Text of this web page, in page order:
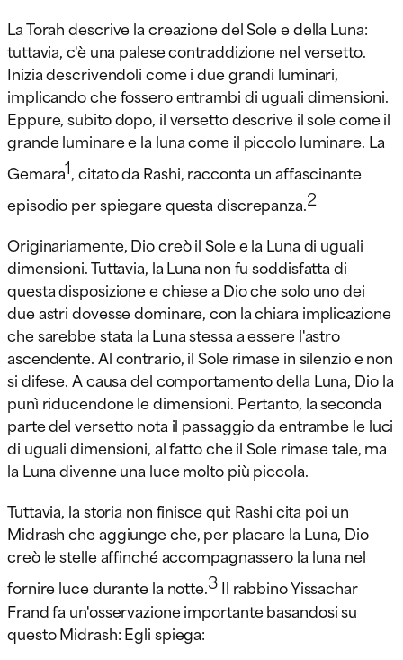
La Torah descrive la creazione del Sole e della Luna:
tuttavia, c'è una palese contraddizione nel versetto.
Inizia descrivendoli come i due grandi luminari,
implicando che fossero entrambi di uguali dimensioni.
Eppure, subito dopo, il versetto descrive il sole come il
grande luminare e la luna come il piccolo luminare. La
Gemara1, citato da Rashi, racconta un affascinante
episodio per spiegare questa discrepanza.2
Originariamente, Dio creò il Sole e la Luna di uguali
dimensioni. Tuttavia, la Luna non fu soddisfatta di
questa disposizione e chiese a Dio che solo uno dei
due astri dovesse dominare, con la chiara implicazione
che sarebbe stata la Luna stessa a essere l'astro
ascendente. Al contrario, il Sole rimase in silenzio e non
si difese. A causa del comportamento della Luna, Dio la
punì riducendone le dimensioni. Pertanto, la seconda
parte del versetto nota il passaggio da entrambe le luci
di uguali dimensioni, al fatto che il Sole rimase tale, ma
la Luna divenne una luce molto più piccola.
Tuttavia, la storia non finisce qui: Rashi cita poi un
Midrash che aggiunge che, per placare la Luna, Dio
creò le stelle affinché accompagnassero la luna nel
fornire luce durante la notte.3Il rabbino Yissachar
Frand fa un'osservazione importante basandosi su
questo Midrash: Egli spiega: